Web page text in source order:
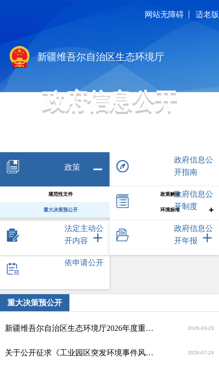
网站无障碍 适老版
新疆维吾尔自治区生态环境厅
政府信息公开
政策
规范性文件 政策解读
重大决策预公开 环境标准 +
政府信息公
开指南
政府信息公
开制度
法定主动公
开内容
政府信息公
开年报
依申请公开
重大决策预公开
新疆维吾尔自治区生态环境厅2026年度重大行政决策事项清单 2026-03-23
关于公开征求《工业园区突发环境事件风险评估技术规范（征求意见稿）》意见建议的通知 2026-07-24